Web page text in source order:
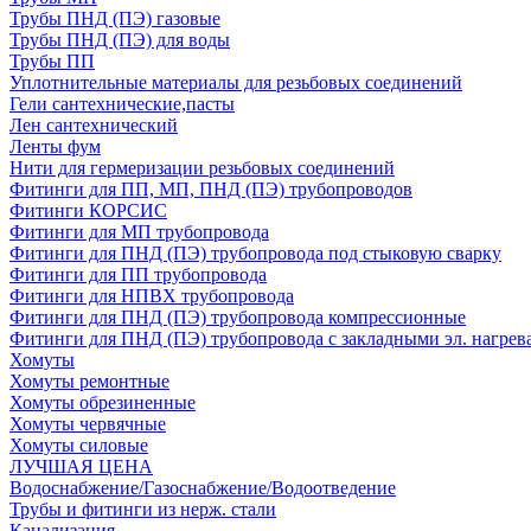
Трубы ПНД (ПЭ) газовые
Трубы ПНД (ПЭ) для воды
Трубы ПП
Уплотнительные материалы для резьбовых соединений
Гели сантехнические,пасты
Лен сантехнический
Ленты фум
Нити для гермеризации резьбовых соединений
Фитинги для ПП, МП, ПНД (ПЭ) трубопроводов
Фитинги КОРСИС
Фитинги для МП трубопровода
Фитинги для ПНД (ПЭ) трубопровода под стыковую сварку
Фитинги для ПП трубопровода
Фитинги для НПВХ трубопровода
Фитинги для ПНД (ПЭ) трубопровода компрессионные
Фитинги для ПНД (ПЭ) трубопровода с закладными эл.
Хомуты
Хомуты ремонтные
Хомуты обрезиненные
Хомуты червячные
Хомуты силовые
ЛУЧШАЯ ЦЕНА
Водоснабжение/Газоснабжение/Водоотведение
Трубы и фитинги из нерж. стали